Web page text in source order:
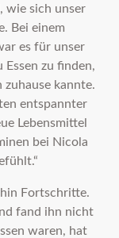
wie sich unser
Bei einem
es für unser
zu finden,
zuhause kannte.
entspannter
Lebensmittel
bei Nicola
Fortschritte.
fand ihn nicht
waren, hat